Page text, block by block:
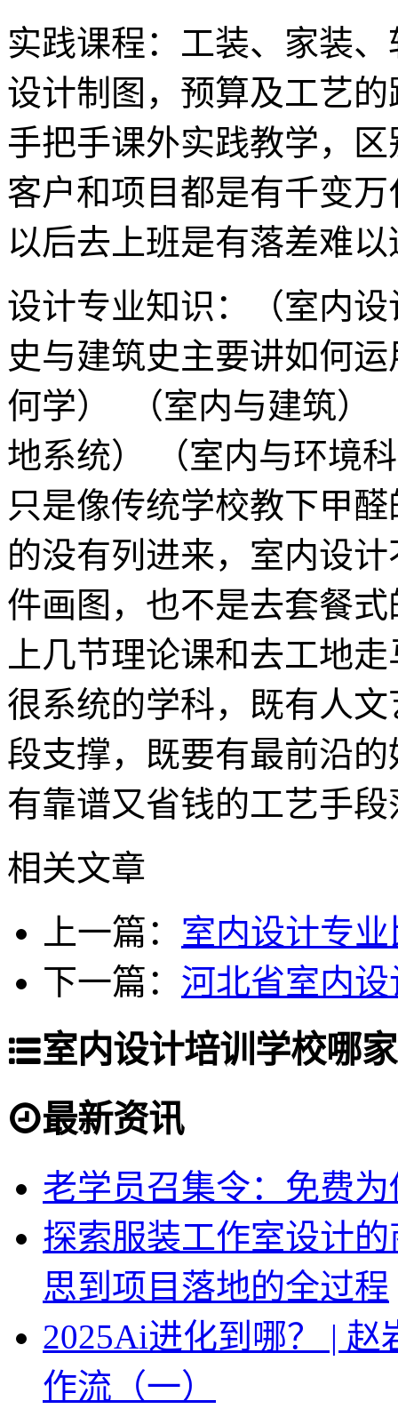
实践课程：工装、家装
设计制图，预算及工艺
手把手课外实践教学，
客户和项目都是有千变
以后去上班是有落差难
设计专业知识：（室内
史与建筑史主要讲如何
何学） （室内与建筑）
地系统） （室内与环境
只是像传统学校教下甲
的没有列进来，室内设
件画图，也不是去套餐
上几节理论课和去工地
很系统的学科，既有人
段支撑，既要有最前沿
有靠谱又省钱的工艺手段
相关文章
上一篇： 室内设计专
下一篇： 河北省室内
室内设计培训学校哪
最新资讯
老学员召集令：免费
探索服装工作室设计
思到项目落地的全过程
2025Ai进化到哪？ |
作流（一）